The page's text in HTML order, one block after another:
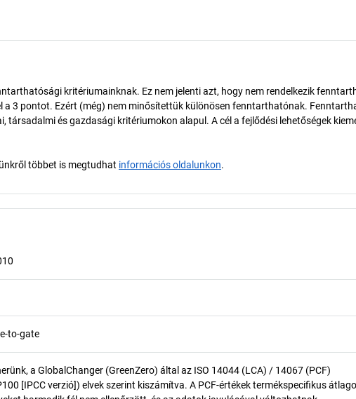
kritériumainknak. Ez nem jelenti azt, hogy nem rendelkezik
3 pontot. Ezért (még) nem minősítettük különösen fenntarthatónak.
és gazdasági kritériumokon alapul. A cél a fejlődési lehetőségek
többet is megtudhat információs oldalunkon.
to-gate
a GlobalChanger (GreenZero) által az ISO 14044 (LCA) / 14067 (PCF)
[IPCC verzió]) elvek szerint kiszámítva. A PCF-értékek termékspecifikus